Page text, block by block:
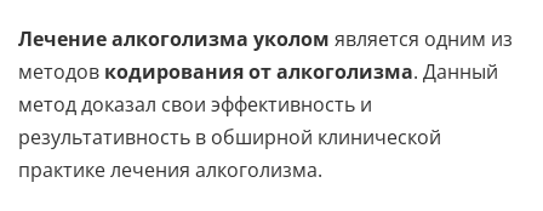
Лечение алкоголизма уколом является одним из
методов кодирования от алкоголизма. Данный
метод доказал свои эффективность и
результативность в обширной клинической
практике лечения алкоголизма.